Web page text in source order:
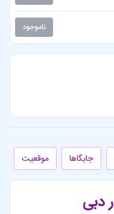
ناموجود
جایگاها موقعیت